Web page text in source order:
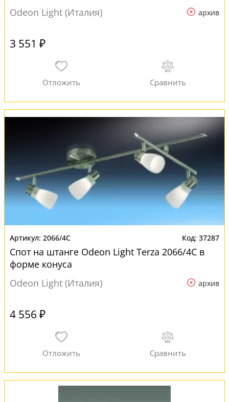
Odeon Light (Италия)
архив
3 551 ₽
2066/4C 37287
Спот на штанге Odeon Light Terza 2066/4C в
форме конуса
Odeon Light (Италия)
архив
4 556 ₽